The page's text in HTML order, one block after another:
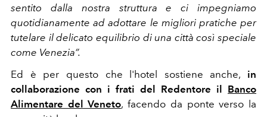
sentito dalla nostra struttura e ci impegniamo
quotidianamente ad adottare le migliori pratiche per
tutelare il delicato equilibrio di una città così speciale
come Venezia”.
Ed è per questo che l'hotel sostiene anche, in
collaborazione con i frati del Redentore il
Banco
Alimentare del Veneto, facendo da ponte verso la